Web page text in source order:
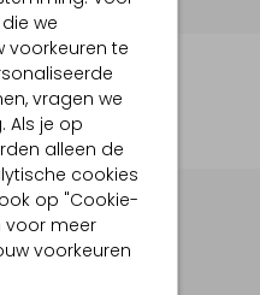
we
voorkeuren te
vragen we
Als je op
alleen de
cookies
op "Cookie-
voor meer
voorkeuren
PREMIATA
Lage sneakers
€ 299,99